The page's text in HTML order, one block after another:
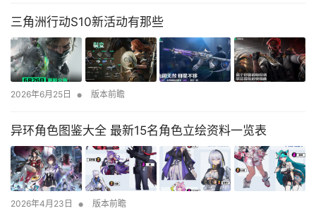
三角洲行动S10新活动有那些
2026年6月25日 • 版本前瞻
异环角色图鉴大全 最新15名角色立绘资料一览表
2026年4月23日 • 版本前瞻